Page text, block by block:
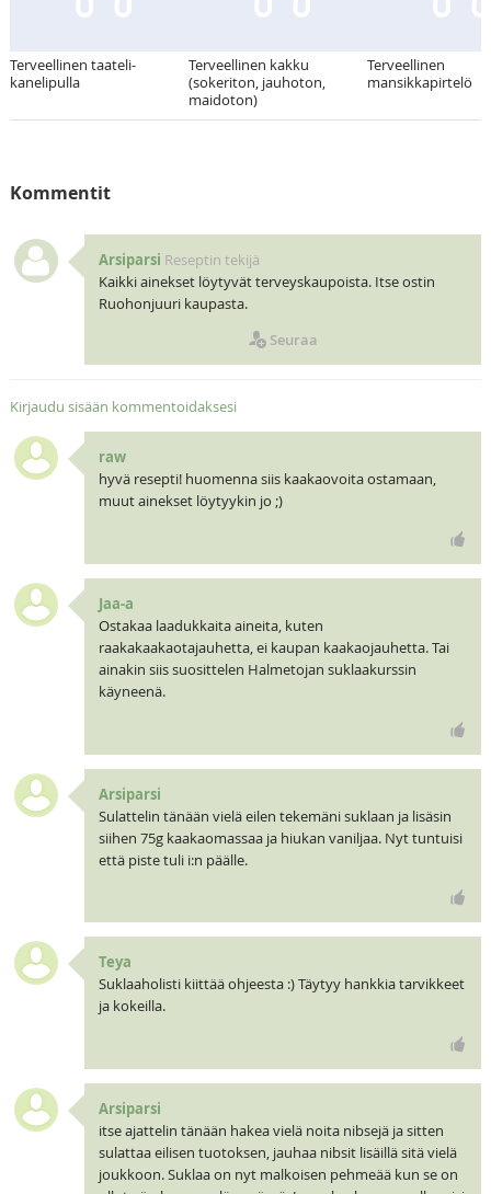
Terveellinen taateli-
kanelipulla
Terveellinen kakku
(sokeriton, jauhoton,
maidoton)
Terveellinen
mansikkapirtelö
Kommentit
Arsiparsi Reseptin tekijä
Kaikki ainekset löytyvät terveyskaupoista. Itse ostin
Ruohonjuuri kaupasta.
Seuraa
Kirjaudu sisään kommentoidaksesi
raw
hyvä resepti! huomenna siis kaakaovoita ostamaan,
muut ainekset löytyykin jo ;)
Jaa-a
Ostakaa laadukkaita aineita, kuten
raakakaakaotajauhetta, ei kaupan kaakaojauhetta. Tai
ainakin siis suosittelen Halmetojan suklaakurssin
käyneenä.
Arsiparsi
Sulattelin tänään vielä eilen tekemäni suklaan ja lisäsin
siihen 75g kaakaomassaa ja hiukan vaniljaa. Nyt tuntuisi
että piste tuli i:n päälle.
Teya
Suklaaholisti kiittää ohjeesta :) Täytyy hankkia tarvikkeet
ja kokeilla.
Arsiparsi
itse ajattelin tänään hakea vielä noita nibsejä ja sitten
sulattaa eilisen tuotoksen, jauhaa nibsit lisäillä sitä vielä
joukkoon. Suklaa on nyt malkoisen pehmeää kun se on